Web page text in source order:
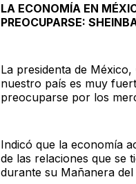
LA ECONOMÍA EN
PREOCUPARSE:
La presidenta de México,
nuestro país es muy
preocuparse por los
Indicó que la economía
de las relaciones que se
durante su Mañanera